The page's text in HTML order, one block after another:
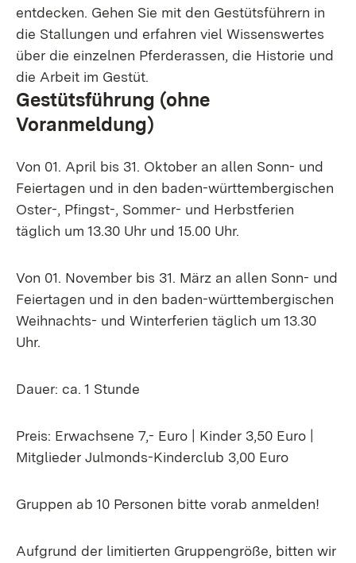
entdecken. Gehen Sie mit den Gestütsführern in
die Stallungen und erfahren viel Wissenswertes
über die einzelnen Pferderassen, die Historie und
die Arbeit im Gestüt.
Gestütsführung (ohne
Voranmeldung)
Von 01. April bis 31. Oktober an allen Sonn- und
Feiertagen und in den baden-württembergischen
Oster-, Pfingst-, Sommer- und Herbstferien
täglich um 13.30 Uhr und 15.00 Uhr.
Von 01. November bis 31. März an allen Sonn- und
Feiertagen und in den baden-württembergischen
Weihnachts- und Winterferien täglich um 13.30
Uhr.
Dauer: ca. 1 Stunde
Preis: Erwachsene 7,- Euro | Kinder 3,50 Euro |
Mitglieder Julmonds-Kinderclub 3,00 Euro
Gruppen ab 10 Personen bitte vorab anmelden!
Aufgrund der limitierten Gruppengröße, bitten wir